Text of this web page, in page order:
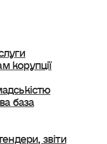
корупції
база
звіти